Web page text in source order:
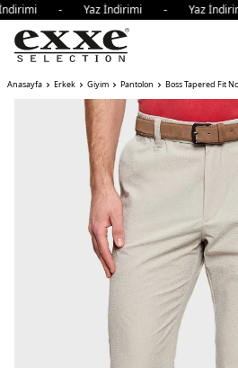
- Yaz İndirimi - Yaz
Anasayfa Erkek Giyim Pantolon Boss Tapered Fit